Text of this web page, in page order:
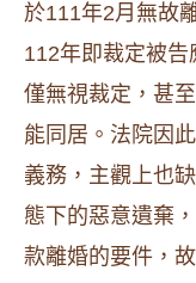
於111年2月無故
112年即裁定被
僅無視裁定，甚
能同居。法院因
義務，主觀上也
態下的惡意遺棄
款離婚的要件，